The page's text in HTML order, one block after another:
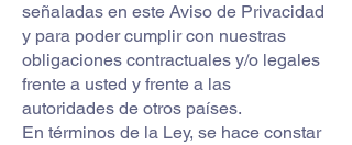
señaladas en este Aviso de Privacidad
y para poder cumplir con nuestras
obligaciones contractuales y/o legales
frente a usted y frente a las
autoridades de otros países.
En términos de la Ley, se hace constar